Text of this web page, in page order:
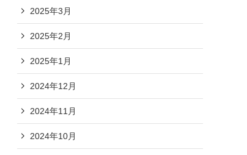
2025年3月
2025年2月
2025年1月
2024年12月
2024年11月
2024年10月